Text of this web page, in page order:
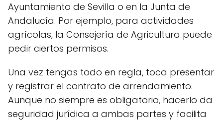
Ayuntamiento de Sevilla o en la Junta de
Andalucía. Por ejemplo, para actividades
agrícolas, la Consejería de Agricultura puede
pedir ciertos permisos.
Una vez tengas todo en regla, toca presentar
y registrar el contrato de arrendamiento.
Aunque no siempre es obligatorio, hacerlo da
seguridad jurídica a ambas partes y facilita